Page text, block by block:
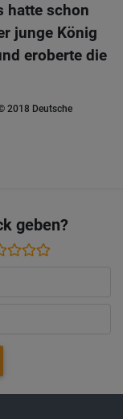
hatte schon
junge König
eroberte die
2018 Deutsche
geben?